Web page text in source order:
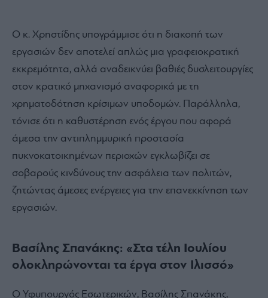
Ο κ. Χρηστίδης υπογράμμισε ότι η διακοπή των
εργασιών δεν αποτελεί απλώς μια γραφειοκρατική
εκκρεμότητα, αλλά αναδεικνύει βαθιές δυσλειτουργίες
στον κρατικό μηχανισμό αναφορικά με τη
χρηματοδότηση κρίσιμων υποδομών. Παράλληλα,
τόνισε ότι η καθυστέρηση ενός έργου που αφορά
άμεσα την αντιπλημμυρική προστασία
πυκνοκατοικημένων περιοχών εγκλωβίζει σε
σοβαρούς κινδύνους την ασφάλεια των πολιτών,
ζητώντας άμεσες ενέργειες για την επανεκκίνηση των
εργασιών.
Βασίλης Σπανάκης: «Στα τέλη Ιουλίου
ολοκληρώνονται τα έργα στον Ιλισσό»
Ο Υφυπουργός Εσωτερικών, Βασίλης Σπανάκης,